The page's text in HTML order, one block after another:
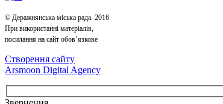
© Деражнянська міська рада. 2016
При використанні матеріалів,
посилання на сайт обов’язкове
Створення сайту
Arsmoon Digital Agency